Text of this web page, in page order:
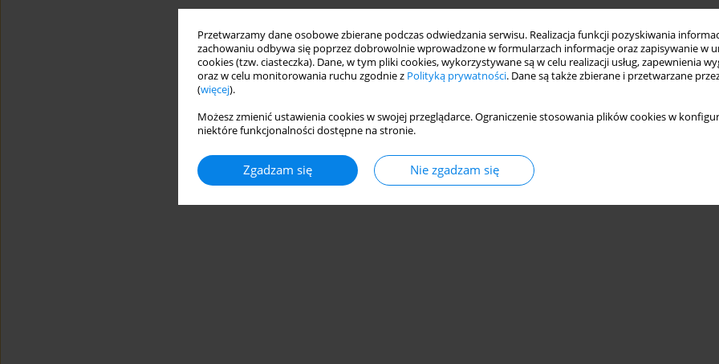
Przetwarzamy dane osobowe zbierane podczas odwiedzania serwisu. Realizacja funkcji pozyskiwania
zachowaniu odbywa się poprzez dobrowolnie wprowadzone w formularzach informacje oraz zapisywanie w
cookies (tzw. ciasteczka). Dane, w tym pliki cookies, wykorzystywane są w celu realizacji usług, zapewnienia
oraz w celu monitorowania ruchu zgodnie z Polityką prywatności. Dane są także zbierane i przetwarzane
(więcej).
Możesz zmienić ustawienia cookies w swojej przeglądarce. Ograniczenie stosowania plików cookies w
niektóre funkcjonalności dostępne na stronie.
Zgadzam się Nie zgadzam się